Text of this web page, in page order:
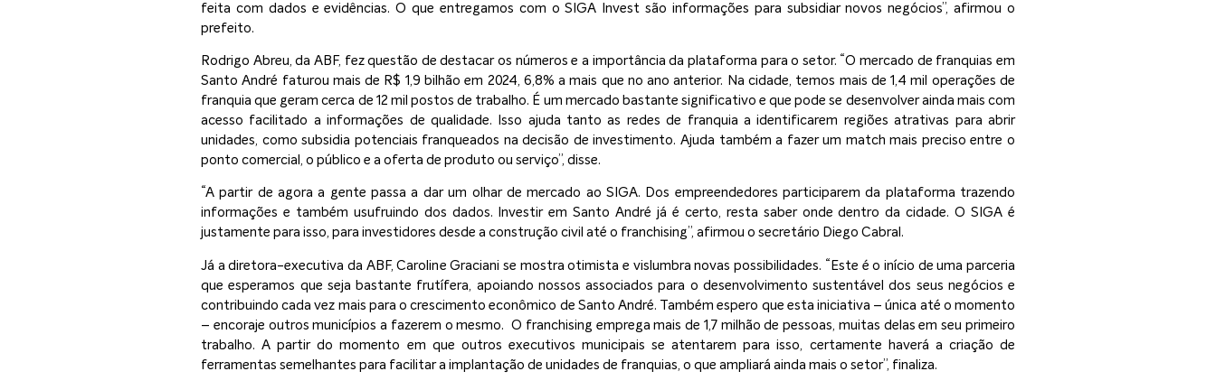
feita com dados e evidências. O que entregamos com o SIGA Invest são informações para subsidiar novos negócios”, afirmou o
prefeito.
Rodrigo Abreu, da ABF, fez questão de destacar os números e a importância da plataforma para o setor. “O mercado de franquias em
Santo André faturou mais de R$ 1,9 bilhão em 2024, 6,8% a mais que no ano anterior. Na cidade, temos mais de 1,4 mil operações de
franquia que geram cerca de 12 mil postos de trabalho. É um mercado bastante significativo e que pode se desenvolver ainda mais com
acesso facilitado a informações de qualidade. Isso ajuda tanto as redes de franquia a identificarem regiões atrativas para abrir
unidades, como subsidia potenciais franqueados na decisão de investimento. Ajuda também a fazer um match mais preciso entre o
ponto comercial, o público e a oferta de produto ou serviço”, disse.
“A partir de agora a gente passa a dar um olhar de mercado ao SIGA. Dos empreendedores participarem da plataforma trazendo
informações e também usufruindo dos dados. Investir em Santo André já é certo, resta saber onde dentro da cidade. O SIGA é
justamente para isso, para investidores desde a construção civil até o franchising”, afirmou o secretário Diego Cabral.
Já a diretora-executiva da ABF, Caroline Graciani se mostra otimista e vislumbra novas possibilidades. “Este é o início de uma parceria
que esperamos que seja bastante frutífera, apoiando nossos associados para o desenvolvimento sustentável dos seus negócios e
contribuindo cada vez mais para o crescimento econômico de Santo André. Também espero que esta iniciativa – única até o momento
– encoraje outros municípios a fazerem o mesmo. O franchising emprega mais de 1,7 milhão de pessoas, muitas delas em seu primeiro
trabalho. A partir do momento em que outros executivos municipais se atentarem para isso, certamente haverá a criação de
ferramentas semelhantes para facilitar a implantação de unidades de franquias, o que ampliará ainda mais o setor”, finaliza.